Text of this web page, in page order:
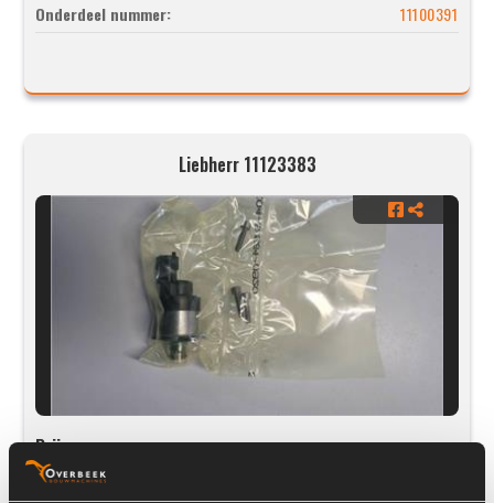
Onderdeel nummer:
11100391
Liebherr 11123383
Prijs op aanvraag
Voorraad nummer: